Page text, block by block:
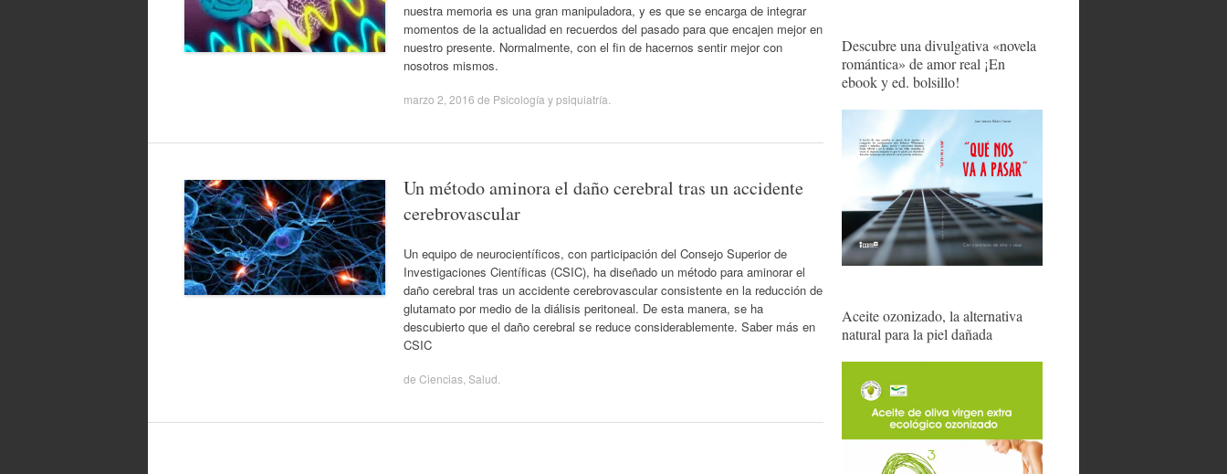
nuestra memoria es una gran manipuladora, y es que se encarga de integrar
momentos de la actualidad en recuerdos del pasado para que encajen mejor en
nuestro presente. Normalmente, con el fin de hacernos sentir mejor con
nosotros mismos.
marzo 2, 2016 de Psicología y psiquiatría
Un método aminora el daño cerebral tras un accidente
cerebrovascular
Un equipo de neurocientíficos, con participación del Consejo Superior de
Investigaciones Científicas (CSIC), ha diseñado un método para aminorar el
daño cerebral tras un accidente cerebrovascular consistente en la reducción de
glutamato por medio de la diálisis peritoneal. De esta manera, se ha
descubierto que el daño cerebral se reduce considerablemente. Saber más en
CSIC
de Ciencias Salud
Descubre una divulgativa «novela
romántica» de amor real ¡En
ebook y ed. bolsillo!
Aceite ozonizado, la alternativa
natural para la piel dañada